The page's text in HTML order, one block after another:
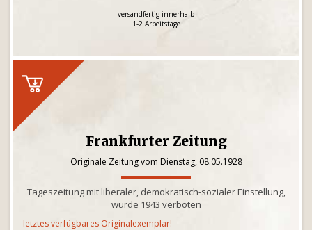
versandfertig innerhalb
1-2 Arbeitstage
Frankfurter Zeitung
Originale Zeitung vom Dienstag, 08.05.1928
Tageszeitung mit liberaler, demokratisch-sozialer Einstellung,
wurde 1943 verboten
letztes verfügbares Originalexemplar!